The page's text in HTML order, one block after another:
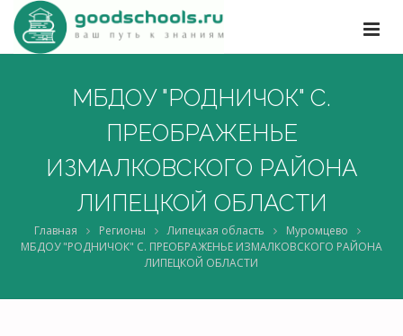
МБДОУ "РОДНИЧОК" С.
ПРЕОБРАЖЕНЬЕ
ИЗМАЛКОВСКОГО РАЙОНА
ЛИПЕЦКОЙ ОБЛАСТИ
Главная Регионы Липецкая область
Муромцево
МБДОУ "РОДНИЧОК" С. ПРЕОБРАЖЕНЬЕ ИЗМАЛКОВСКОГО РАЙОНА
ЛИПЕЦКОЙ ОБЛАСТИ